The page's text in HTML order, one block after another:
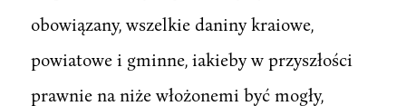
obowiązany, wszelkie daniny kraiowe,
powiatowe i gminne, iakieby w przyszłości
prawnie na niże włożonemi być mogły,